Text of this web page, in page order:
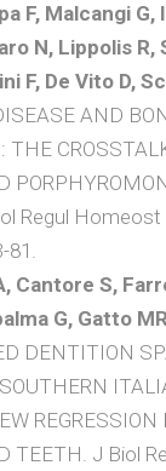
F, Malcangi G,
N, Lippolis
F, De Vito D,
AND
THE
Regul
81.
Cantore S,
G, Gatto
DENTITION
REGRESSION
TEETH. J Biol